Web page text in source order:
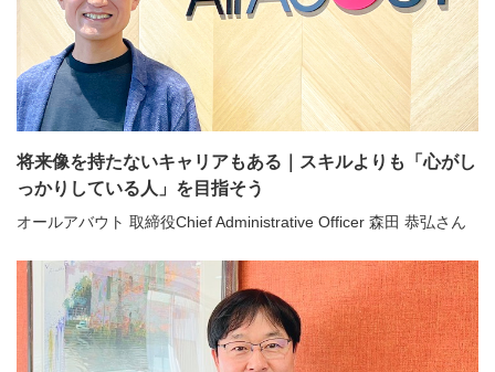
将来像を持たないキャリアもある｜スキルよりも「心がし
っかりしている人」を目指そう
オールアバウト 取締役Chief Administrative Officer 森田 恭弘さん